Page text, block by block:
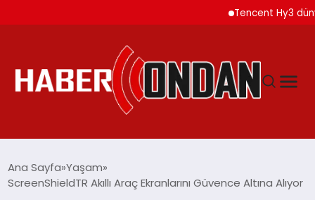
Tencent Hy3 dünya
Ana Sayfa Yaşam
ScreenShieldTR Akıllı Araç Ekranlarını Güvence Altına Alıyor